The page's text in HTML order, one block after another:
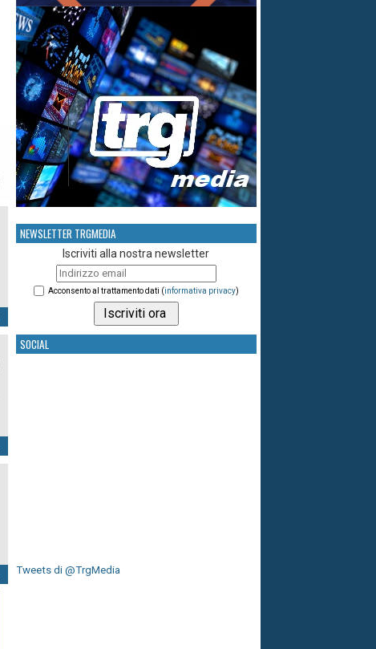
NEWSLETTER TRGMEDIA
Iscriviti alla nostra newsletter
Acconsento al trattamento dati (informativa privacy)
SOCIAL
Tweets di @TrgMedia